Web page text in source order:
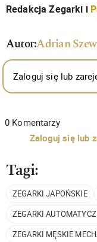
Redakcja Zegarki i
Autor:Adrian
Zaloguj się lub
0 Komentarzy
Zaloguj się lub
Tagi:
ZEGARKI JAPOŃSKIE
ZEGARKI
ZEGARKI MĘSKIE